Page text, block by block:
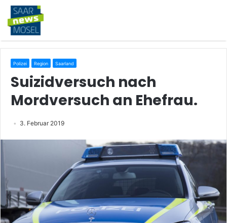
Polizei Region Saarland
Suizidversuch nach
Mordversuch an Ehefrau.
3. Februar 2019